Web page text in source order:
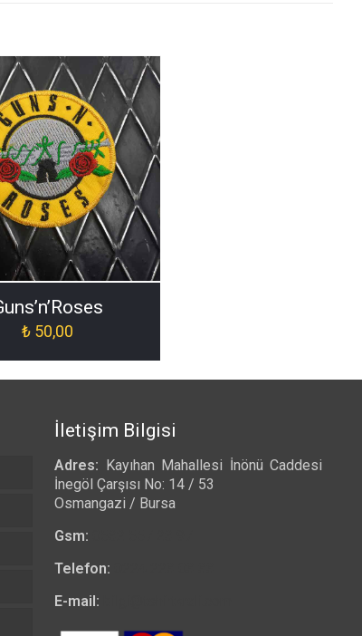
005]
₺ 50,00
İletişim Bilgisi
Adres: Kayıhan Mahallesi İnönü Caddesi
İnegöl Çarşısı No: 14 / 53
Osmangazi / Bursa
Gsm:
Telefon:
E-mail: